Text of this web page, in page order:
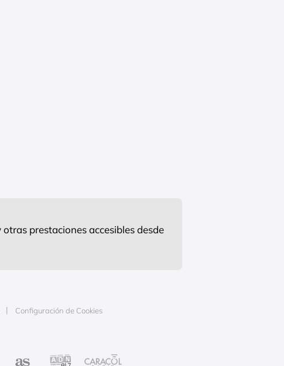
prestaciones accesibles desde
Configuración de Cookies